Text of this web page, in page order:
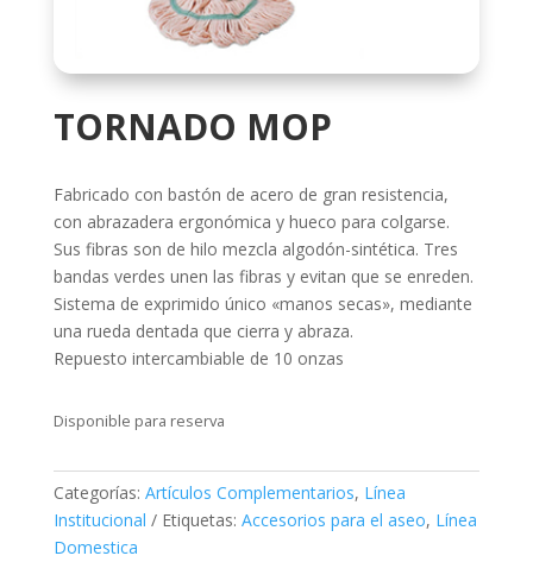
TORNADO MOP
Fabricado con bastón de acero de gran resistencia,
con abrazadera ergonómica y hueco para colgarse.
Sus fibras son de hilo mezcla algodón-sintética. Tres
bandas verdes unen las fibras y evitan que se enreden.
Sistema de exprimido único «manos secas», mediante
una rueda dentada que cierra y abraza.
Repuesto intercambiable de 10 onzas
Disponible para reserva
Categorías: Artículos Complementarios, Línea
Institucional
Etiquetas: Accesorios para el aseo, Línea
Domestica